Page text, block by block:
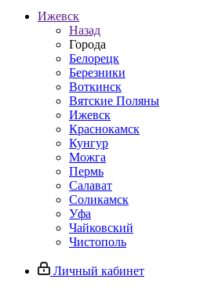
Ижевск
Назад
Города
Белорецк
Березники
Воткинск
Вятские Поляны
Ижевск
Краснокамск
Кунгур
Можга
Пермь
Салават
Соликамск
Уфа
Чайковский
Чистополь
Личный кабинет